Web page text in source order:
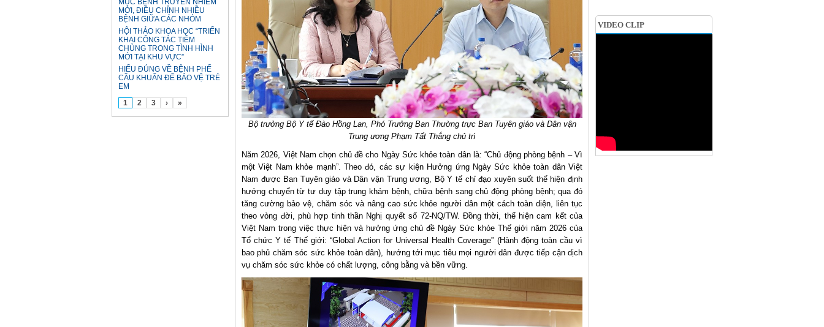
MỤC BỆNH TRUYỀN NHIỄM
MỚI, ĐIỀU CHỈNH NHIỀU
BỆNH GIỮA CÁC NHÓM
HỘI THẢO KHOA HỌC “TRIỂN
KHAI CÔNG TÁC TIÊM
CHỦNG TRONG TÌNH HÌNH
MỚI TẠI KHU VỰC”
HIỂU ĐÚNG VỀ BỆNH PHẾ
CẦU KHUẨN ĐỂ BẢO VỆ TRẺ
EM
1
2 3 › »
Bộ trưởng Bộ Y tế Đào Hồng Lan, Phó Trưởng Ban Thường trực Ban Tuyên giáo và Dân vận
Trung ương Phạm Tất Thắng chủ trì
Năm 2026, Việt Nam chọn chủ đề cho Ngày Sức khỏe toàn dân là: “Chủ động phòng bệnh – Vì
một Việt Nam khỏe mạnh”. Theo đó, các sự kiện Hưởng ứng Ngày Sức khỏe toàn dân Việt
Nam được Ban Tuyên giáo và Dân vận Trung ương, Bộ Y tế chỉ đạo xuyên suốt thể hiện định
hướng chuyển từ tư duy tập trung khám bệnh, chữa bệnh sang chủ động phòng bệnh; qua đó
tăng cường bảo vệ, chăm sóc và nâng cao sức khỏe người dân một cách toàn diện, liên tục
theo vòng đời, phù hợp tinh thần Nghị quyết số 72-NQ/TW. Đồng thời, thể hiện cam kết của
Việt Nam trong việc thực hiện và hưởng ứng chủ đề Ngày Sức khỏe Thế giới năm 2026 của
Tổ chức Y tế Thế giới: “Global Action for Universal Health Coverage” (Hành động toàn cầu vì
bao phủ chăm sóc sức khỏe toàn dân), hướng tới mục tiêu mọi người dân được tiếp cận dịch
vụ chăm sóc sức khỏe có chất lượng, công bằng và bền vững.
VIDEO CLIP